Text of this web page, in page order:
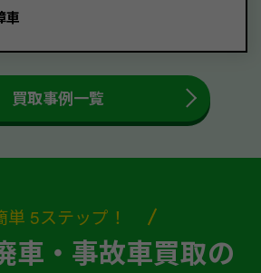
車
買取事例一覧
単 5ステップ！
車・事故車買取の